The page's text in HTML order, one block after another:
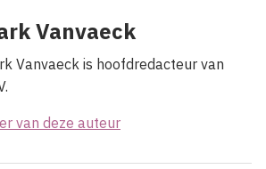
Vanvaeck
Vanvaeck is hoofdredacteur van
van deze auteur